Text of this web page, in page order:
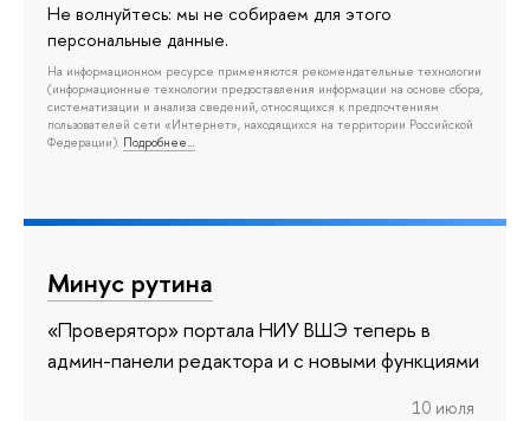
Не волнуйтесь: мы не собираем для этого
персональные данные.
На информационном ресурсе применяются рекомендательные технологии
(информационные технологии предоставления информации на основе сбора,
систематизации и анализа сведений, относящихся к предпочтениям
пользователей сети «Интернет», находящихся на территории Российской
Федерации). Подробнее…
Минус рутина
«Проверятор» портала НИУ ВШЭ теперь в
админ-панели редактора и с новыми функциями
10 июля